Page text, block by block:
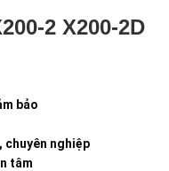
2 X200-2D
bảo
chuyên nghiệp
tâm